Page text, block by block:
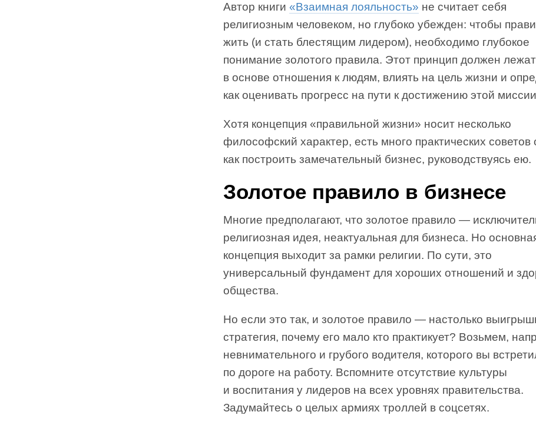
Автор книги «Взаимная лояльность» не считает себя
религиозным человеком, но глубоко убежден: чтобы
жить (и стать блестящим лидером), необходимо глубокое
понимание золотого правила. Этот принцип должен
в основе отношения к людям, влиять на цель жизни и
как оценивать прогресс на пути к достижению этой
Хотя концепция «правильной жизни» носит несколько
философский характер, есть много практических советов
как построить замечательный бизнес, руководствуясь ею.
Золотое правило в бизнесе
Многие предполагают, что золотое правило —
религиозная идея, неактуальная для бизнеса. Но
концепция выходит за рамки религии. По сути, это
универсальный фундамент для хороших отношений и
общества.
Но если это так, и золотое правило — настолько
стратегия, почему его мало кто практикует? Возьмем,
невнимательного и грубого водителя, которого вы
по дороге на работу. Вспомните отсутствие культуры
и воспитания у лидеров на всех уровнях правительства.
Задумайтесь о целых армиях троллей в соцсетях.